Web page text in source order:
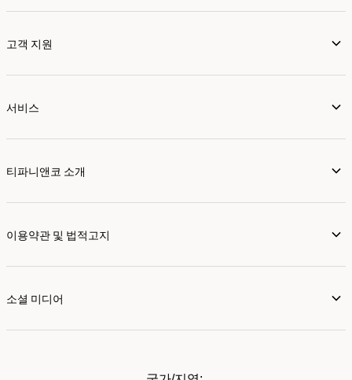
고객 지원
서비스
티파니앤코 소개
이용약관 및 법적고지
소셜 미디어